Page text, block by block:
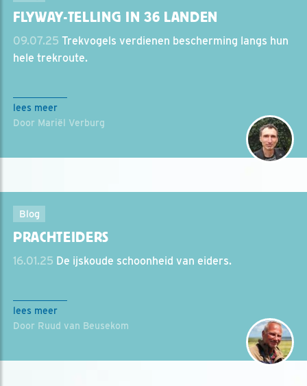
FLYWAY-TELLING IN 36 LANDEN
09.07.25 Trekvogels verdienen bescherming langs hun
hele trekroute.
lees meer
Door Mariël Verburg
Blog
PRACHTEIDERS
16.01.25 De ijskoude schoonheid van eiders.
lees meer
Door Ruud van Beusekom